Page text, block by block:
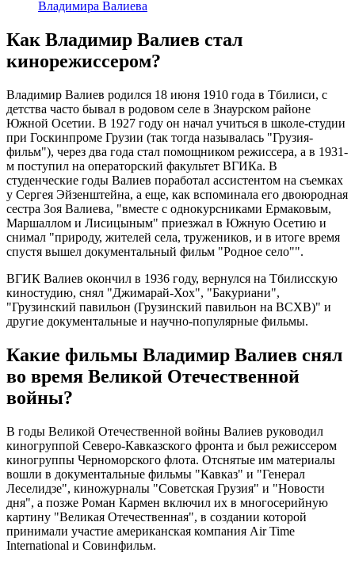
Владимира Валиева
Как Владимир Валиев стал
кинорежиссером?
Владимир Валиев родился 18 июня 1910 года в Тбилиси, с
детства часто бывал в родовом селе в Знаурском районе
Южной Осетии. В 1927 году он начал учиться в школе-студии
при Госкинпроме Грузии (так тогда называлась "Грузия-
фильм"), через два года стал помощником режиссера, а в 1931-
м поступил на операторский факультет ВГИКа. В
студенческие годы Валиев поработал ассистентом на съемках
у Сергея Эйзенштейна, а еще, как вспоминала его двоюродная
сестра Зоя Валиева, "вместе с однокурсниками Ермаковым,
Маршаллом и Лисицыным" приезжал в Южную Осетию и
снимал "природу, жителей села, тружеников, и в итоге время
спустя вышел документальный фильм "Родное село"".
ВГИК Валиев окончил в 1936 году, вернулся на Тбилисскую
киностудию, снял "Джимарай-Хох", "Бакуриани",
"Грузинский павильон (Грузинский павильон на ВСХВ)" и
другие документальные и научно-популярные фильмы.
Какие фильмы Владимир Валиев снял
во время Великой Отечественной
войны?
В годы Великой Отечественной войны Валиев руководил
киногруппой Северо-Кавказского фронта и был режиссером
киногруппы Черноморского флота. Отснятые им материалы
вошли в документальные фильмы "Кавказ" и "Генерал
Леселидзе", киножурналы "Советская Грузия" и "Новости
дня", а позже Роман Кармен включил их в многосерийную
картину "Великая Отечественная", в создании которой
принимали участие американская компания Air Time
International и Совинфильм.